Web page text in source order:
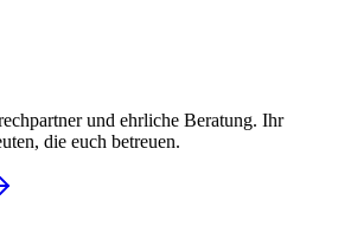
und ehrliche Beratung. Ihr
die euch betreuen.